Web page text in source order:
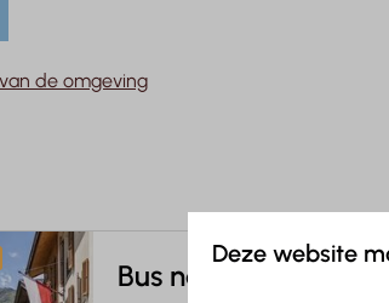
de omgeving
Bus naar St. Anton
Deze website